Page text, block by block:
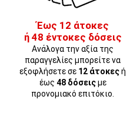
Έως 12 άτοκες
ή 48 έντοκες δόσεις
Ανάλογα την αξία της
παραγγελίες μπορείτε να
εξοφλήσετε σε 12 άτοκεςή
έως 48 δόσειςμε
προνομιακό επιτόκιο.